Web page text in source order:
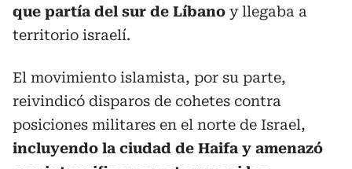
que partía del sur de Líbano y llegaba a
territorio israelí.
El movimiento islamista, por su parte,
reivindicó disparos de cohetes contra
posiciones militares en el norte de Israel,
incluyendo la ciudad de Haifa y amenazó